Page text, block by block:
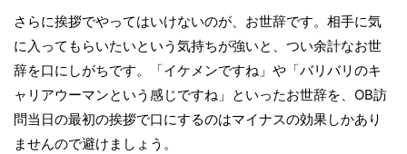
さらに挨拶でやってはいけないのが、お世辞です。相手に気
に入ってもらいたいという気持ちが強いと、つい余計なお世
辞を口にしがちです。「イケメンですね」や「バリバリのキ
ャリアウーマンという感じですね」といったお世辞を、OB訪
問当日の最初の挨拶で口にするのはマイナスの効果しかあり
ませんので避けましょう。